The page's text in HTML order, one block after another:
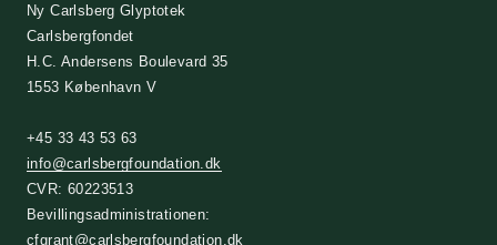
Ny Carlsberg Glyptotek
Carlsbergfondet
H.C. Andersens Boulevard 35
1553 København V
+45 33 43 53 63
info@carlsbergfoundation.dk
CVR: 60223513
Bevillingsadministrationen:
cfgrant@carlsbergfoundation.dk